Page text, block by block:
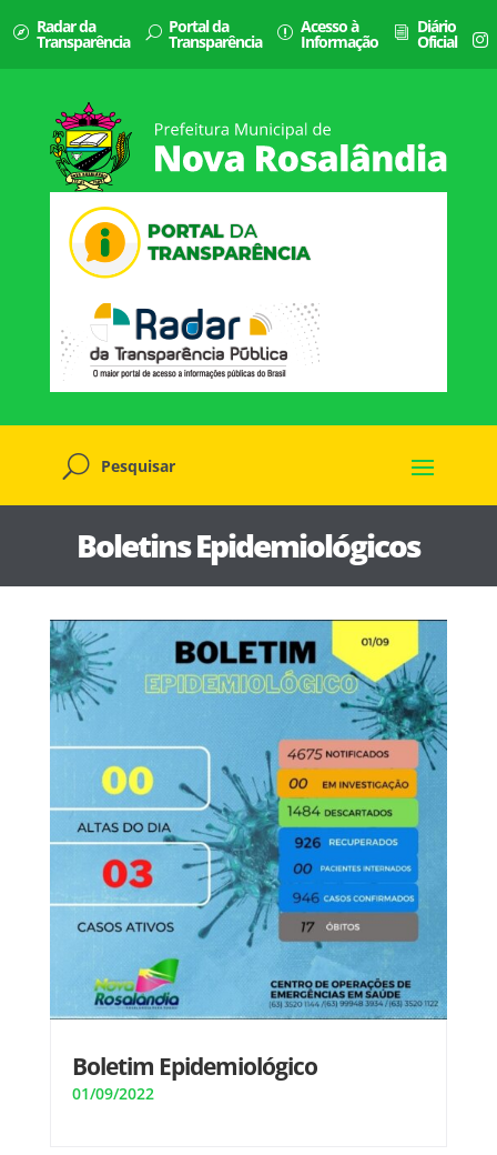
Radar da
Transparência
Portal da
Transparência
Acesso à
Informação
Diário
Oficial
Boletins Epidemiológicos
Boletim Epidemiológico
01/09/2022